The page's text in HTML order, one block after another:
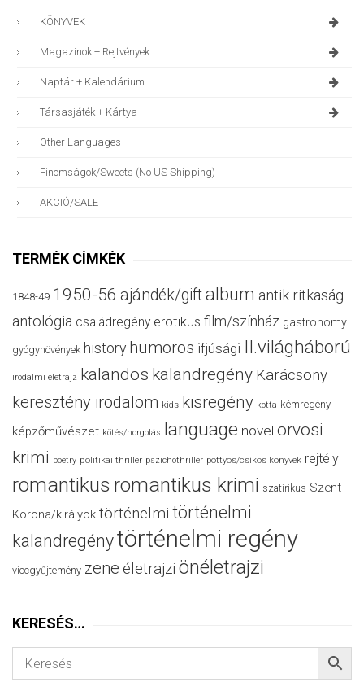
KÖNYVEK
Magazinok + Rejtvények
Naptár + Kalendárium
Társasjáték + Kártya
Other Languages
Finomságok/sweets (no US Shipping)
AKCIÓ/SALE
TERMÉK CÍMKÉK
1848-49 1950-56 ajándék/giftalbum antik ritkaság
antológia családregény erotikus film/színház gastronomy
gyógynövények history humoros ifjúsági II.világháború
irodalmi életrajz kalandos kalandregény Karácsony
keresztény irodalom kids kisregény kotta kémregény
képzőművészet kötés/horgolás language novel orvosi
krimi poetry politikai thriller pszichothriller pöttyös/csíkos könyvek rejtély
romantikus romantikus krimi szatirikus Szent
Korona/királyok történelmi történelmi
kalandregénytörténelmi regény
viccgyűjtemény zene életrajzi önéletrajzi
KERESÉS…